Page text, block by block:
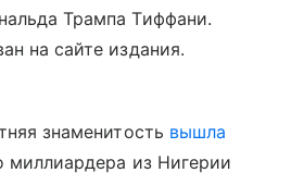
Трампа Тиффани.
на сайте издания.
знаменитость вышла
миллиардера из Нигерии